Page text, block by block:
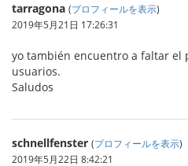
tarragona (プロフィールを表示)
2019年5月21日 17:26:31
yo también encuentro a faltar el
usuarios.
Saludos
schnellfenster (プロフィールを表示)
2019年5月22日 8:42:21